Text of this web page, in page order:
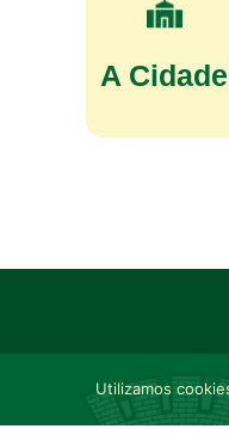
A Cidade
Utilizamos